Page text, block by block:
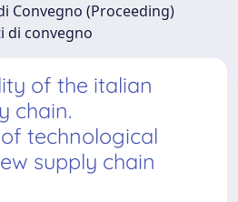
Convegno (Proceeding)
di convegno
of the italian
chain.
technological
supply chain